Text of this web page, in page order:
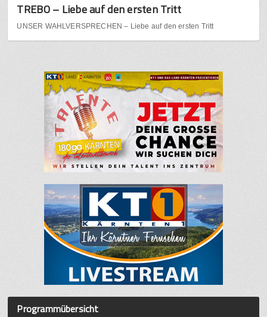
TREBO – Liebe auf den ersten Tritt
UNSER WAHLVERSPRECHEN – Liebe auf den ersten Tritt
Programmübersicht